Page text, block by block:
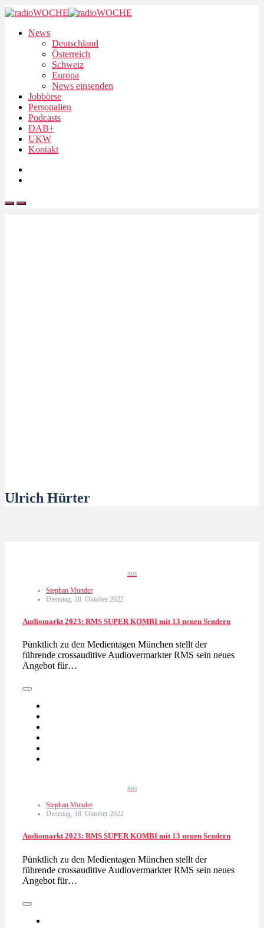
News
Deutschland
Österreich
Schweiz
Europa
News einsenden
Jobbörse
Personalien
Podcasts
DAB+
UKW
Kontakt
Ulrich Hürter
RMS
Stephan Munder
Dienstag, 18. Oktober 2022
Audiomarkt 2023: RMS SUPER KOMBI mit 13 neuen Sendern
Pünktlich zu den Medientagen München stellt der
führende crossauditive Audiovermarkter RMS sein neues
Angebot für…
RMS
Stephan Munder
Dienstag, 18. Oktober 2022
Audiomarkt 2023: RMS SUPER KOMBI mit 13 neuen Sendern
Pünktlich zu den Medientagen München stellt der
führende crossauditive Audiovermarkter RMS sein neues
Angebot für…